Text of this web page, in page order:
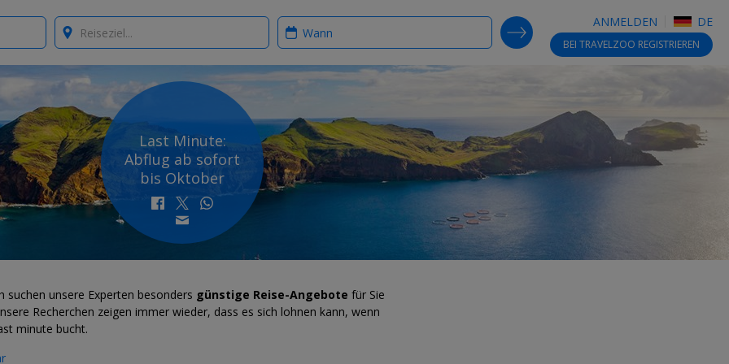
ANMELDEN DE
BEI TRAVELZOO REGISTRIEREN
Where? When?
SEARCH DEALS
Last Minute:
Abflug ab sofort
bis Oktober
suchen unsere Experten besonders günstige Reise-Angebote für Sie
Recherchen zeigen immer wieder, dass es sich lohnen kann, wenn
minute bucht.